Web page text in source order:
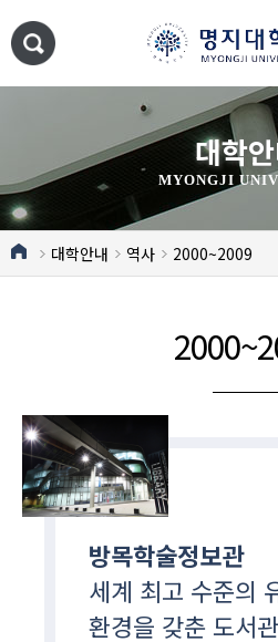
대학
MYONGJI
대학안내 역사 2000~2009
2020~현재 2010~2019
방목학술정보관
세계 최고 수준의
환경을 갖춘 도서